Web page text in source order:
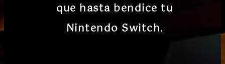
que hasta bendice tu
Nintendo Switch.